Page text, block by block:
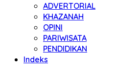
ADVERTORIAL
KHAZANAH
OPINI
PARIWISATA
PENDIDIKAN
Indeks